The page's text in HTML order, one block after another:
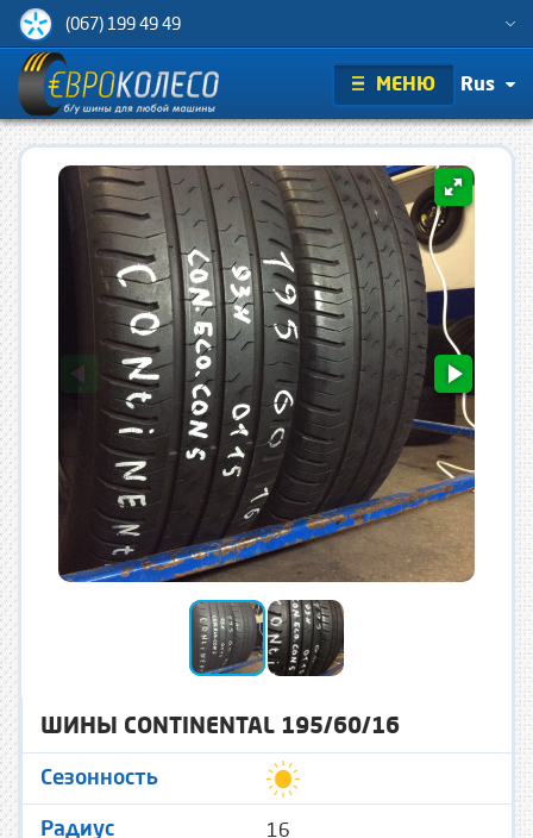
(067) 199 49 49
МЕНЮ Rus
ШИНЫ CONTINENTAL 195/60/16
Сезонность
Радиус 16